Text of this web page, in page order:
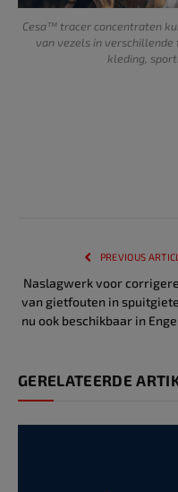
Cesa™ tracer concentraten
van vezels in
kleding,
PREVIOUS
Naslagwerk voor
van gietfouten in
nu ook beschikbaar in
GERELATEERDE